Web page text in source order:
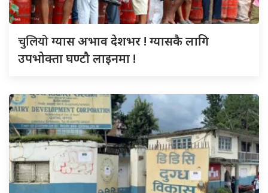
चुलियोग्यास अभाव देशभर ! ग्यासकै लागि
उपभोक्ता घण्टौ लाइनमा !